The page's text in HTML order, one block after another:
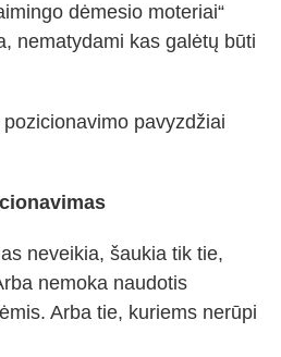
dėmesio moteriai“
nematydami kas galėtų būti
pavyzdžiai
neveikia, šaukia tik tie,
nemoka naudotis
Arba tie, kuriems nerūpi